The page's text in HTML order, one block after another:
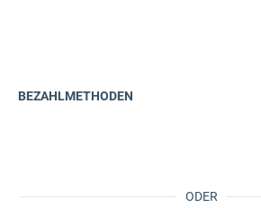
ODER
BEZAHLMETHODEN